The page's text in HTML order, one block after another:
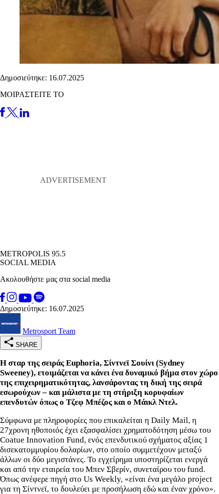
Δημοσιεύτηκε: 16.07.2025
ΜΟΙΡΑΣΤΕΙΤΕ ΤΟ
METROPOLIS 95.5
SOCIAL MEDIA
Ακολουθήστε μας στα social media
Δημοσιεύτηκε: 16.07.2025
Metrosport Team
SHARE
Η σταρ της σειράς Euphoria, Σίντνεϊ Σουίνι (Sydney
Sweeney), ετοιμάζεται να κάνει ένα δυναμικό βήμα στον χώρο
της επιχειρηματικότητας, λανσάροντας τη δική της σειρά
εσωρούχων – και μάλιστα με τη στήριξη κορυφαίων
επενδυτών όπως ο Τζεφ Μπέζος και ο Μάικλ Ντελ.
Σύμφωνα με πληροφορίες που επικαλείται η Daily Mail, η
27χρονη ηθοποιός έχει εξασφαλίσει χρηματοδότηση μέσω του
Coatue Innovation Fund, ενός επενδυτικού σχήματος αξίας 1
δισεκατομμυρίου δολαρίων, στο οποίο συμμετέχουν μεταξύ
άλλων οι δύο μεγιστάνες. Το εγχείρημα υποστηρίζεται ενεργά
και από την εταιρεία του Μπεν Σβερίν, συνεταίρου του fund.
Όπως ανέφερε πηγή στο Us Weekly, «είναι ένα μεγάλο project
για τη Σίντνεϊ, το δουλεύει με προσήλωση εδώ και έναν χρόνο».